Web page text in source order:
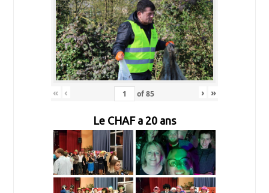
« ‹ of85 › »
Le CHAF a 20 ans